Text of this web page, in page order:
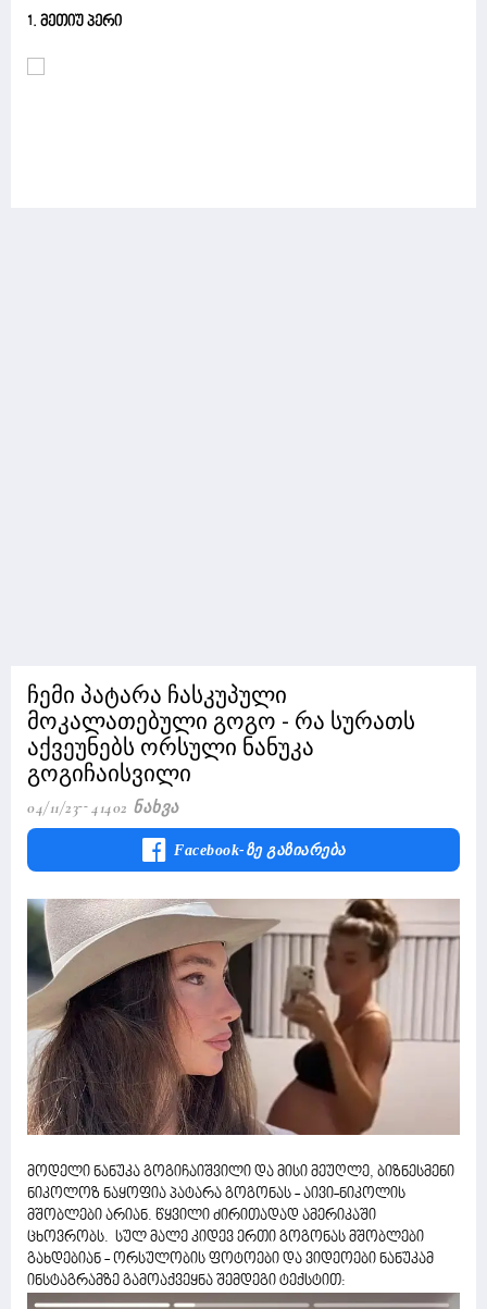
1. მეთიუ პერი
ჩემი პატარა ჩასკუპული
მოკალათებული გოგო - რა სურათს
აქვეუნებს ორსული ნანუკა
გოგიჩაისვილი
04/11/23 41402 Ნახვა
Facebook-Ზე Გაზიარება
მოდელი ნანუკა გოგიჩაიშვილი და მისი მეუღლე, ბიზნესმენი
ნიკოლოზ ნაყოფია პატარა გოგონას - აივი-ნიკოლის
მშობლები არიან. წყვილი ძირითადად ამერიკაში
ცხოვრობს. სულ მალე კიდევ ერთი გოგონას მშობლები
გახდებიან - ორსულობის ფოტოები და ვიდეოები ნანუკამ
ინსტაგრამზე გამოაქვეყნა შემდეგი ტექსტით: